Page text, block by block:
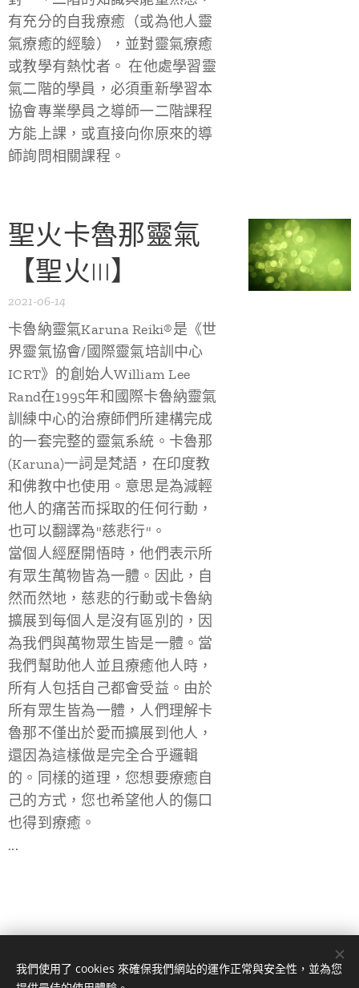
有充分的自我療癒（或為他人靈
氣療癒的經驗），並對靈氣療癒
或教學有熱忱者。 在他處學習靈
氣二階的學員，必須重新學習本
協會專業學員之導師一二階課程
方能上課，或直接向你原來的導
師詢問相關課程。
聖火卡魯那靈氣
【聖火III】
2021-06-14
卡魯納靈氣Karuna Reiki®是《世
界靈氣協會/國際靈氣培訓中心
ICRT》的創始人William Lee
Rand在1995年和國際卡魯納靈氣
訓練中心的治療師們所建構完成
的一套完整的靈氣系統。卡魯那
(Karuna)一詞是梵語，在印度教
和佛教中也使用。意思是為減輕
他人的痛苦而採取的任何行動，
也可以翻譯為"慈悲行"。
當個人經歷開悟時，他們表示所
有眾生萬物皆為一體。因此，自
然而然地，慈悲的行動或卡魯納
擴展到每個人是沒有區別的，因
為我們與萬物眾生皆是一體。當
我們幫助他人並且療癒他人時，
所有人包括自己都會受益。由於
所有眾生皆為一體，人們理解卡
魯那不僅出於愛而擴展到他人，
還因為這樣做是完全合乎邏輯
的。同樣的道理，您想要療癒自
己的方式，您也希望他人的傷口
也得到療癒。
...
中華亞洲國際靈氣發展協會
我們使用了 cookies 來確保我們網站的運作正常與安全性，並為您